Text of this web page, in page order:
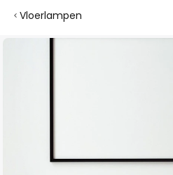
Vloerlampen